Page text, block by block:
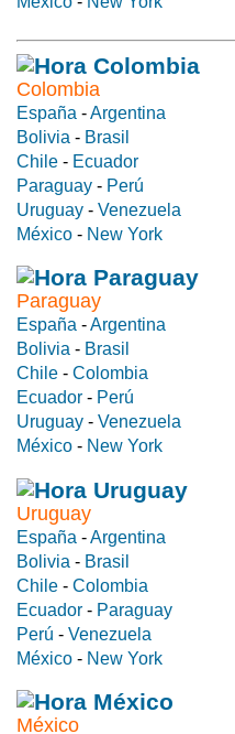
Colombia
España -Argentina
Bolivia - Brasil
Chile - Ecuador
Paraguay - Perú
Uruguay - Venezuela
México - New York
Paraguay
España -Argentina
Bolivia - Brasil
Chile - Colombia
Ecuador - Perú
Uruguay - Venezuela
México - New York
Uruguay
España -Argentina
Bolivia - Brasil
Chile - Colombia
Ecuador - Paraguay
Perú - Venezuela
México - New York
México